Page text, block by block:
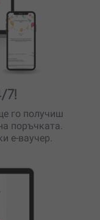
7!
го получиш
поръчката.
е-ваучер.